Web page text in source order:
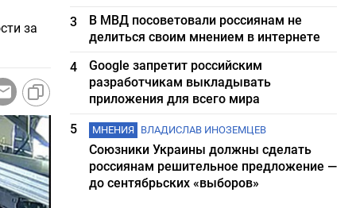
за
3
В МВД посоветовали россиянам не
делиться своим мнением в интернете
4
Google запретит российским
разработчикам выкладывать
приложения для всего мира
5
МНЕНИЯ ВЛАДИСЛАВ ИНОЗЕМЦЕВ
Союзники Украины должны сделать
россиянам решительное предложение —
до сентябрьских «выборов»